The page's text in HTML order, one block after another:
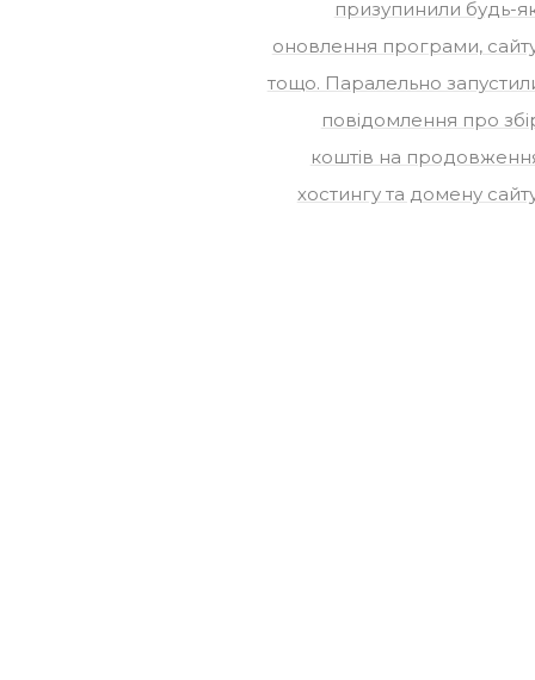
призупинили будь-
оновлення програми,
тощо. Паралельно
повідомлення про
коштів на
хостингу та домену